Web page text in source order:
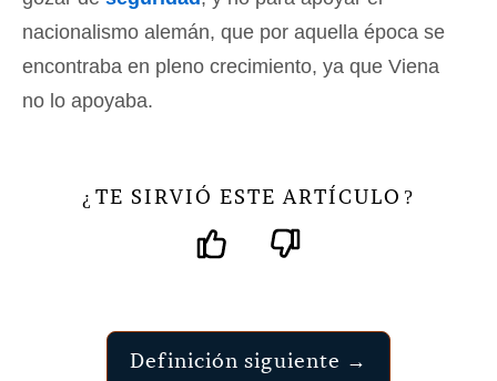
nacionalismo alemán, que por aquella época se
encontraba en pleno crecimiento, ya que Viena
no lo apoyaba.
¿ TE SIRVIÓ ESTE ARTÍCULO ?
Definición siguiente →